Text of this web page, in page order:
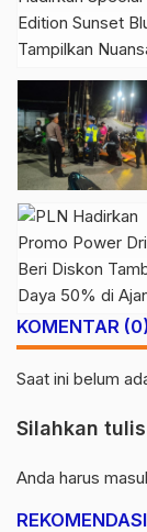
KOMENTAR
Saat ini belum
Silahkan
Anda harus